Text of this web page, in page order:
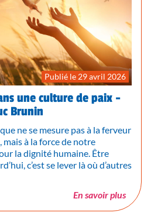
Publié le 29 avril 2026
une culture de paix -
Brunin
ne se mesure pas à la ferveur
mais à la force de notre
la dignité humaine. Être
c’est se lever là où d’autres
En savoir plus